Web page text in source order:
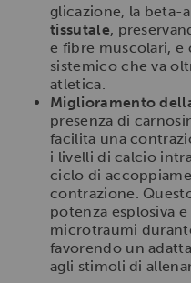
glicazione, la beta-
tissutale,
e fibre muscolari, e
sistemico che va
atletica.
Miglioramento
presenza di
facilita una
i livelli di calcio
ciclo di
contrazione.
potenza esplosiva
microtraumi
favorendo un
agli stimoli di